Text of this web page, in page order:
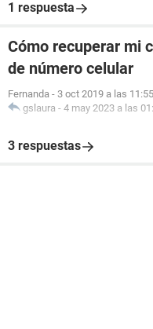
1 respuesta
Cómo recuperar mi
de número celular
Fernanda - 3 oct 2019 a las 11:55
gslaura - 4 may 2023 a las
3 respuestas